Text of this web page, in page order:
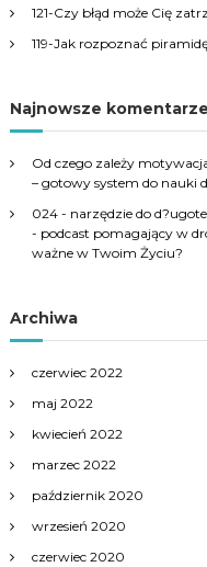
121-Czy błąd może Cię
119-Jak rozpoznać
Najnowsze komentarze
Od czego zależy
– gotowy system do nauki
024 - narzędzie do
- podcast pomagający w
ważne w Twoim Życiu?
Archiwa
czerwiec 2022
maj 2022
kwiecień 2022
marzec 2022
październik 2020
wrzesień 2020
czerwiec 2020